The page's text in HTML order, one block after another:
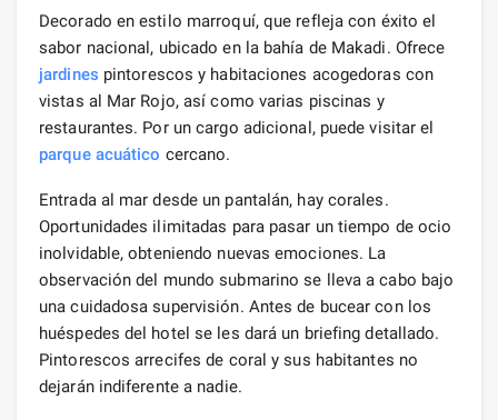
Decorado en estilo marroquí, que refleja con éxito el
sabor nacional, ubicado en la bahía de Makadi. Ofrece
jardines pintorescos y habitaciones acogedoras con
vistas al Mar Rojo, así como varias piscinas y
restaurantes. Por un cargo adicional, puede visitar el
parque acuático cercano.
Entrada al mar desde un pantalán, hay corales.
Oportunidades ilimitadas para pasar un tiempo de ocio
inolvidable, obteniendo nuevas emociones. La
observación del mundo submarino se lleva a cabo bajo
una cuidadosa supervisión. Antes de bucear con los
huéspedes del hotel se les dará un briefing detallado.
Pintorescos arrecifes de coral y sus habitantes no
dejarán indiferente a nadie.